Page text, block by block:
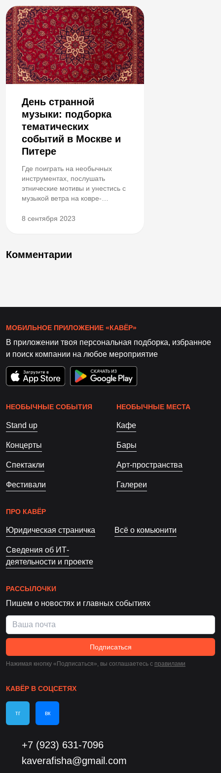
День странной
музыки: подборка
тематических
событий в Москве и
Питере
Где поиграть на необычных
инструментах, послушать
этнические мотивы и унестись с
музыкой ветра на ковре-
8 сентября 2023
Комментарии
МОБИЛЬНОЕ ПРИЛОЖЕНИЕ «КАВЁР»
В приложении твоя персональная подборка, избранное
и поиск компании на любое мероприятие
НЕОБЫЧНЫЕ СОБЫТИЯ
Stand up
Концерты
Спектакли
Фестивали
НЕОБЫЧНЫЕ МЕСТА
Кафе
Бары
Арт-пространства
Галереи
ПРО КАВЁР
Юридическая страничка Всё о комьюнити
Сведения об ИТ-
деятельности и проекте
РАССЫЛОЧКИ
Пишем о новостях и главных событиях
Подписаться
Нажимая кнопку «Подписаться», вы соглашаетесь c правилами
КАВЁР В СОЦСЕТЯХ
тг вк
+7 (923) 631-7096
kaverafisha@gmail.com